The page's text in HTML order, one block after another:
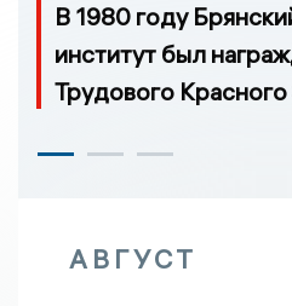
В 1980 году
институт был
Трудового
АВГУСТ